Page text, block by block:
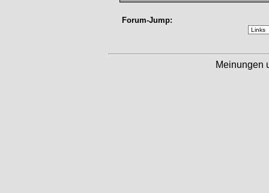
Forum-Jump:
Meinungen